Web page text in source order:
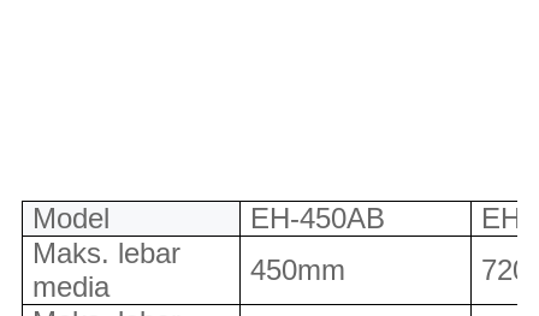
Model EH-450AB
EH-
Maks. lebar
media
450mm